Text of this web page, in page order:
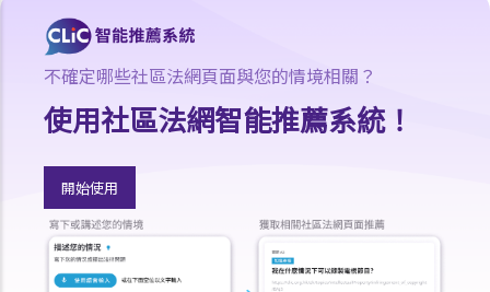
法律援助
法律援助輔助計劃
香港律師會大埔火災緊急免費法律諮詢熱線
切勿尋求索償代理協助處理申索
我的家人在意外中身亡。我可否代表死者展開人身傷亡訴訟？在控告犯
錯的一方之前，我需要依循甚麼程序？
損害賠償陳述書
涉及致命意外的申索
不確定哪些社區法網頁面與您的情境相關？
使用社區法網智能推薦系統！
開始使用